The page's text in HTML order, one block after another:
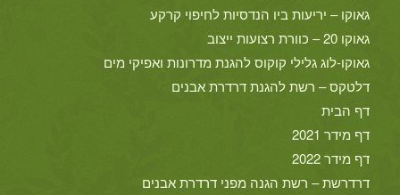
גאוקו – יריעות ביו הנדסיות לחיפוי קרקע
גאוקו 20 – כוורת רצועות ייצוב
גאוקו-לוג גלילי קוקוס להגנת מדרונות ואפיקי מים
דלטקס – רשת להגנת דרדרת אבנים
דף הבית
דף מידר 2021
דף מידר 2022
דרדרשת – רשת הגנה מפני דרדרת אבנים